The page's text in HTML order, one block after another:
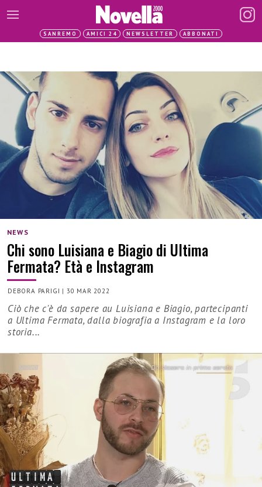
SANREMO AMICI 24 NEWSLETTER ABBONATI
NEWS
Chi sono Luisiana e Biagio di Ultima
Fermata? Età e Instagram
DEBORA PARIGI | 30 MAR 2022
Ciò che c'è da sapere au Luisiana e Biagio, partecipanti
a Ultima Fermata, dalla biografia a Instagram e la loro
storia...